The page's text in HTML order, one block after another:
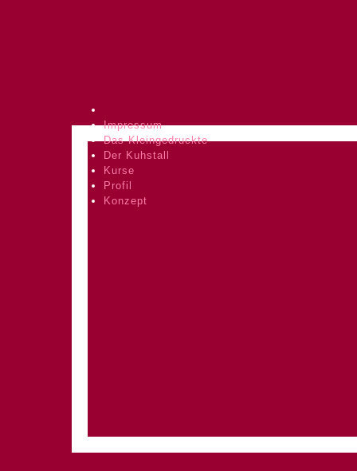
Impressum
Das Kleingedruckte
Der Kuhstall
Kurse
Profil
Konzept